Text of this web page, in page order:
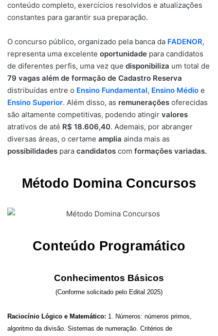
conteúdo completo, exercícios resolvidos e atualizações
constantes para garantir sua preparação.
O concurso público, organizado pela banca da FADENOR,
representa uma excelente oportunidade para candidatos
de diferentes perfis, uma vez que disponibiliza um total de
79 vagas além de formação de Cadastro Reserva
distribuídas entre o Ensino Fundamental, Ensino Médio e
Ensino Superior. Além disso, as remunerações oferecidas
são altamente competitivas, podendo atingir valores
atrativos de até R$ 18.606,40. Ademais, por abranger
diversas áreas, o certame amplia ainda mais as
possibilidades para candidatos com formações variadas.
Método Domina Concursos
Conteúdo Programático
Conhecimentos Básicos
(Conforme solicitado pelo Edital 2025)
Raciocínio Lógico e Matemático: 1. Números: números primos,
algoritmo da divisão. Sistemas de numeração. Critérios de